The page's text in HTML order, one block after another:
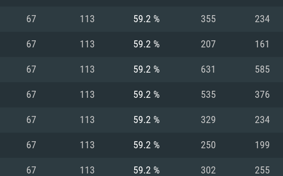
시스템 요구사항
권장 사양
운영체제: Windows 10/11
프로세서: Intel Core i5 또
(Intel Xeon 은 지
권장 사양
운영체제: Mac OS Big Sur
프로세서: Core i7 (Intel
권장 사양
운영체제: Ubuntu 20.04
프로세서: Intel Core i7
67 113 59.2 % 355 234
67 113 59.2 % 207 161
67 113 59.2 % 631 585
67 113 59.2 % 535 376
67 113 59.2 % 329 234
67 113 59.2 % 250 199
67 113 59.2 % 302 255